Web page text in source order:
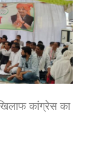
कांग्रेस का